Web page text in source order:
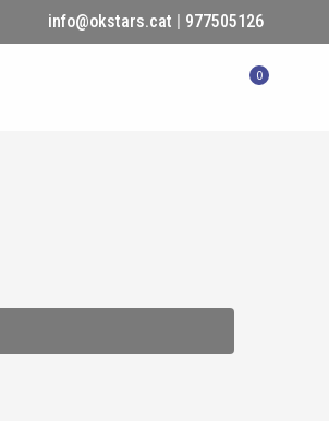
info@okstars.cat | 977505126
0